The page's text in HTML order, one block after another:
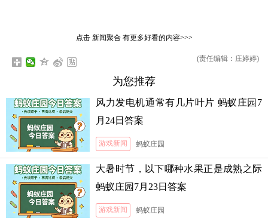
点击 新闻聚合有更多好看的内容>>>
(责任编辑：庄婷婷)
为您推荐
风力发电机通常有几片叶片 蚂蚁庄园7
月24日答案
游戏新闻 蚂蚁庄园
大暑时节，以下哪种水果正是成熟之际
蚂蚁庄园7月23日答案
游戏新闻 蚂蚁庄园